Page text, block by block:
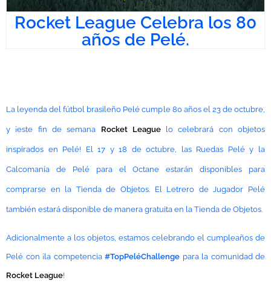
Rocket League Celebra los 80
años de Pelé.
La leyenda del fútbol brasileño Pelé cumple 80 años el 23 de octubre,
y ¡este fin de semana Rocket Leaguelo celebrará con objetos
inspirados en Pelé! El 17 y 18 de octubre, las Ruedas Pelé y la
Calcomanía de Pelé para el Octane estarán disponibles para
comprarse en la Tienda de Objetos. El Letrero de Jugador Pelé
también estará disponible de manera gratuita en la Tienda de Objetos.
Adicionalmente a los objetos, estamos celebrando el cumpleaños de
Pelé con ¡la competencia #TopPeléChallenge para la comunidad de
Rocket League!